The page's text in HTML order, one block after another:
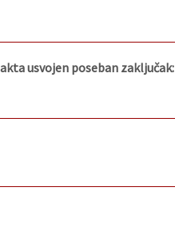
usvojen poseban zaključak: